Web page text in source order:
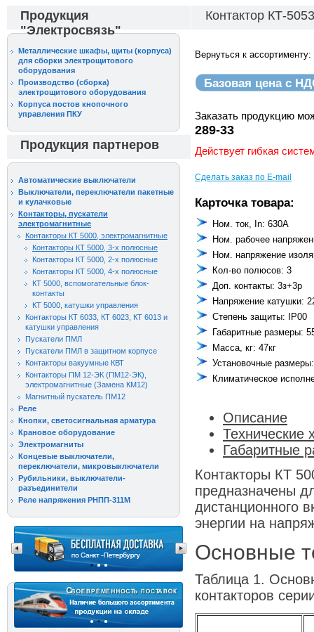
Продукция
"Электросвязь"
Металлические шкафы, щиты (корпуса)
для сборки электрощитового
оборудования
Производство (сборка)
электрощитового оборудования
Корпуса постов кнопочного
управления ПКУ
Продукция партнеров
Автоматические выключатели
Выключатели, переключатели пакетные
и кулачковые
Контакторы, пускатели
электромагнитные
Контакторы КТ 5000, электромагнитные
Контакторы КТ 5000, 3-х полюсные
Контакторы КТ 5000, 2-х полюсные
Контакторы КТ 5000, 4-х полюсные
КТ 5000, вспомогательные блок-
контакты
КТ 5000, катушки управления
Контакторы КТ 6033, КТ 6023, КТ 6013 и
катушки управления
Пускатели ПМЛ
Пускатели ПМЛ в защитном корпусе
Контакторы вакуумные КВТ
Контакторы ПМ 12-ЭК (ПМ12-ЭК),
электромагнитные (Замена КМ12)
Магнитный пускатель ПМ12
Реле
Кнопки, светосигнальная арматура
Крановое оборудование
Электромагниты
Концевые выключатели,
переключатели, микровыключатели
Рубильники, выключатели-
разъединители
Реле напряжения РНПП-311М
Контактор КТ-
Вернуться к ассортименту:
Базовая цена с
Заказать продукцию
289-33
Действует гибкая
Сделать заказ по E-mail
Карточка товара:
Ном. ток, In: 630А
Ном. рабочее
Ном. напряжение
Кол-во полюсов: 3
Доп. контакты: 3з+3р
Напряжение катушки:
Степень защиты: IP00
Габаритные размеры:
Масса, кг: 47кг
Установочные
Климатическое
Описание
Технические
Габаритные
Контакторы КТ
предназначены
дистанционного
энергии на
Основные
Таблица 1.
контакторов